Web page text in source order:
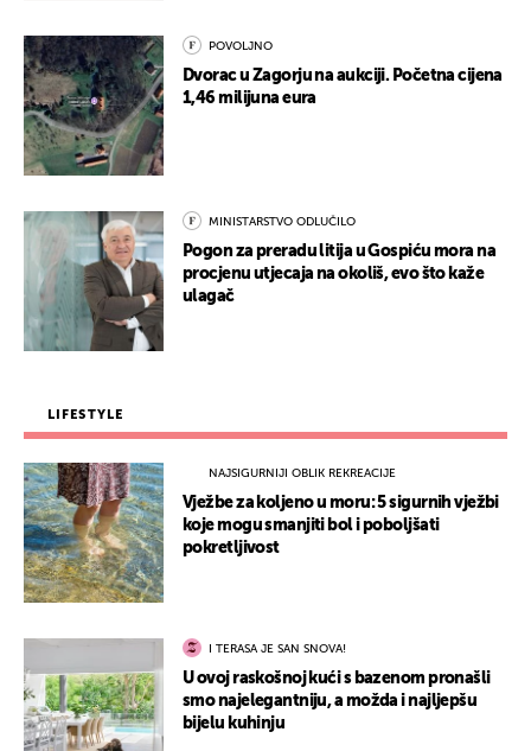
POVOLJNO
Dvorac u Zagorju na aukciji. Početna cijena
1,46 milijuna eura
MINISTARSTVO ODLUČILO
Pogon za preradu litija u Gospiću mora na
procjenu utjecaja na okoliš, evo što kaže
ulagač
LIFESTYLE
NAJSIGURNIJI OBLIK REKREACIJE
Vježbe za koljeno u moru: 5 sigurnih vježbi
koje mogu smanjiti bol i poboljšati
pokretljivost
I TERASA JE SAN SNOVA!
U ovoj raskošnoj kući s bazenom pronašli
smo najelegantniju, a možda i najljepšu
bijelu kuhinju